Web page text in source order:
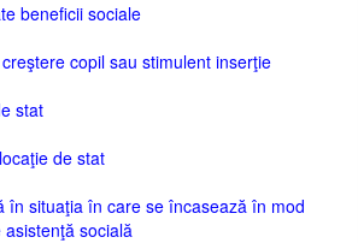
beneficii sociale
copil sau stimulent inserţie
stat
de stat
în situaţia în care se încasează în mod
socială